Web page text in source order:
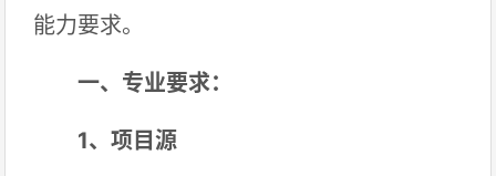
能力要求。
一、专业要求：
1、项目源